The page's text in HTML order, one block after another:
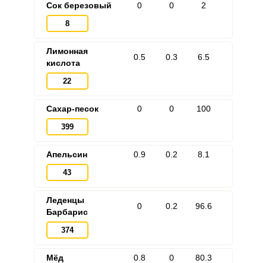
Сок березовый
8
0 0 2
Лимонная
кислота
22
0.5 0.3 6.5
Сахар-песок
399
0 0 100
Апельсин
43
0.9 0.2 8.1
Леденцы
Барбарис
374
0 0.2 96.6
Мёд 0.8 0 80.3